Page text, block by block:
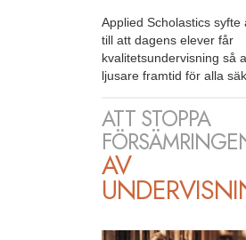
Applied Scholastics syfte
till att dagens elever får
kvalitetsundervisning så
ljusare framtid för alla
ATT STOPPA
AV